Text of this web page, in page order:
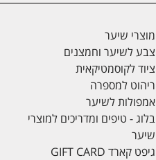
מוצרי שיער
צבע לשיער וחמצנים
ציוד לקוסמטיקאית
ריהוט למספרה
אמפולות לשיער
בלוג - טיפים ומדריכים למוצרי
שיער
גיפט קארד GIFT CARD